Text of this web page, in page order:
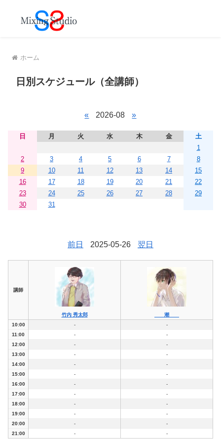
ホーム
日別スケジュール（全講師）
« 2026-08 »
日 月 火 水 木 金
土
1
2
3 4 5 6 7
8
9
10 11 12 13 14
15
16
17 18 19 20 21
22
23
24 25 26 27 28
29
30
31
前日 2025-05-26 翌日
講師
竹内 秀太郎
潮
10:00
-
-
11:00
-
-
12:00
-
-
13:00
-
-
14:00
-
-
15:00
-
-
16:00
-
-
17:00
-
-
18:00
-
-
19:00
-
-
20:00
-
-
21:00
- -